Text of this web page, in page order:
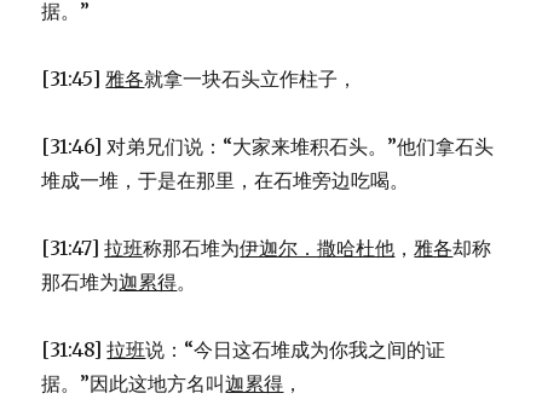
据。”
[31:45]雅各就拿一块石头立作柱子，
[31:46] 对弟兄们说：“大家来堆积石头。”他们拿石头
堆成一堆，于是在那里，在石堆旁边吃喝。
[31:47]拉班称那石堆为伊迦尔．撒哈杜他 ，雅各却称
那石堆为迦累得。
[31:48]拉班说：“今日这石堆成为你我之间的证
据。”因此这地方名叫迦累得 ，